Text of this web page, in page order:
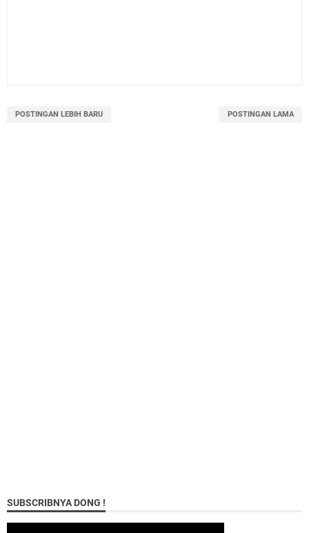
POSTINGAN LEBIH BARU POSTINGAN LAMA
SUBSCRIBNYA DONG !